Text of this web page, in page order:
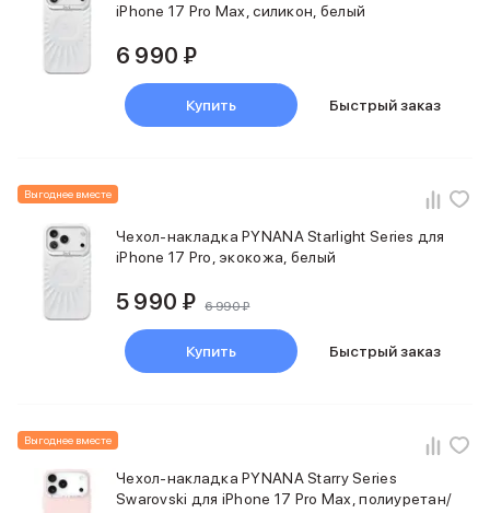
iPhone 17 Pro Max, силикон, белый
6 990 ₽
Купить Быстрый заказ
Выгоднее вместе
Чехол-накладка PYNANA Starlight Series для
iPhone 17 Pro, экокожа, белый
5 990 ₽ 6 990 ₽
Купить Быстрый заказ
Выгоднее вместе
Чехол-накладка PYNANA Starry Series
Swarovski для iPhone 17 Pro Max, полиуретан/